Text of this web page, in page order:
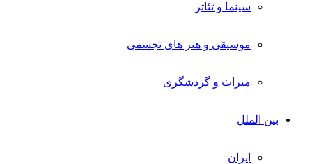
سینما و تئاتر
موسیقی و هنر های تجسمی
میراث و گردشگری
بین الملل
ایران